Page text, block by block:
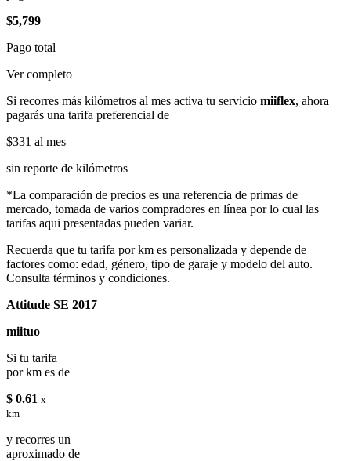
$5,799
Pago total
Ver completo
Si recorres más kilómetros al mes activa tu servicio miiflex, ahora
pagarás una tarifa preferencial de
$331 al mes
sin reporte de kilómetros
*La comparación de precios es una referencia de primas de
mercado, tomada de varios compradores en línea por lo cual las
tarifas aqui presentadas pueden variar.
Recuerda que tu tarifa por km es personalizada y depende de
factores como: edad, género, tipo de garaje y modelo del auto.
Consulta términos y condiciones.
Attitude SE 2017
miituo
Si tu tarifa
por km es de
$ 0.61 x
km
y recorres un
aproximado de